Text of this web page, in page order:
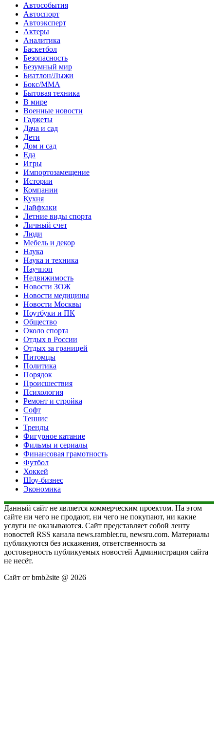
Автособытия
Автоспорт
Автоэксперт
Актеры
Аналитика
Баскетбол
Безопасность
Безумный мир
Биатлон/Лыжи
Бокс/MMA
Бытовая техника
В мире
Военные новости
Гаджеты
Дача и сад
Дети
Дом и сад
Еда
Игры
Импортозамещение
Истории
Компании
Кухня
Лайфхаки
Летние виды спорта
Личный счет
Люди
Мебель и декор
Наука
Наука и техника
Научпоп
Недвижимость
Новости ЗОЖ
Новости медицины
Новости Москвы
Ноутбуки и ПК
Общество
Около спорта
Отдых в России
Отдых за границей
Питомцы
Политика
Порядок
Происшествия
Психология
Ремонт и стройка
Софт
Теннис
Тренды
Фигурное катание
Фильмы и сериалы
Финансовая грамотность
Футбол
Хоккей
Шоу-бизнес
Экономика
Данный сайт не является коммерческим проектом. На этом
сайте ни чего не продают, ни чего не покупают, ни какие
услуги не оказываются. Сайт представляет собой ленту
новостей RSS канала news.rambler.ru, newsru.com. Материалы
публикуются без искажения, ответственность за
достоверность публикуемых новостей Администрация сайта
не несёт.
Сайт от bmb2site @ 2026